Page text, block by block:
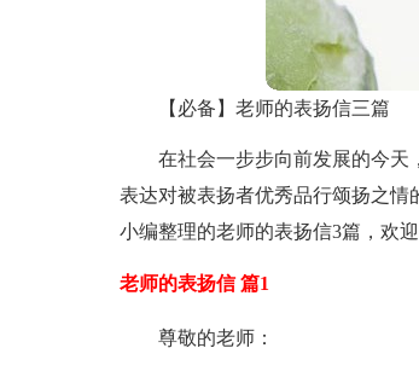
【必备】老师的表扬信三篇
在社会一步步向前发展的今天
表达对被表扬者优秀品行颂扬之
小编整理的老师的表扬信3篇，欢
老师的表扬信 篇1
尊敬的老师：